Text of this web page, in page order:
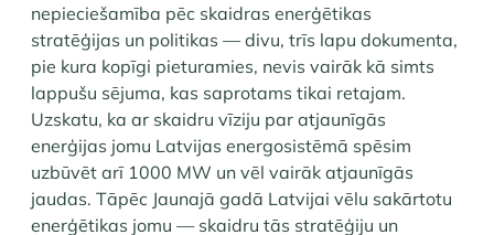
nepieciešamība pēc skaidras enerģētikas
stratēģijas un politikas — divu, trīs lapu dokumenta,
pie kura kopīgi pieturamies, nevis vairāk kā simts
lappušu sējuma, kas saprotams tikai retajam.
Uzskatu, ka ar skaidru vīziju par atjaunīgās
enerģijas jomu Latvijas energosistēmā spēsim
uzbūvēt arī 1000 MW un vēl vairāk atjaunīgās
jaudas. Tāpēc Jaunajā gadā Latvijai vēlu sakārtotu
enerģētikas jomu — skaidru tās stratēģiju un